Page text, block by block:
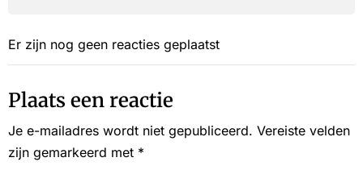
Er zijn nog geen reacties geplaatst
Plaats een reactie
Je e-mailadres wordt niet gepubliceerd. Vereiste velden
zijn gemarkeerd met *